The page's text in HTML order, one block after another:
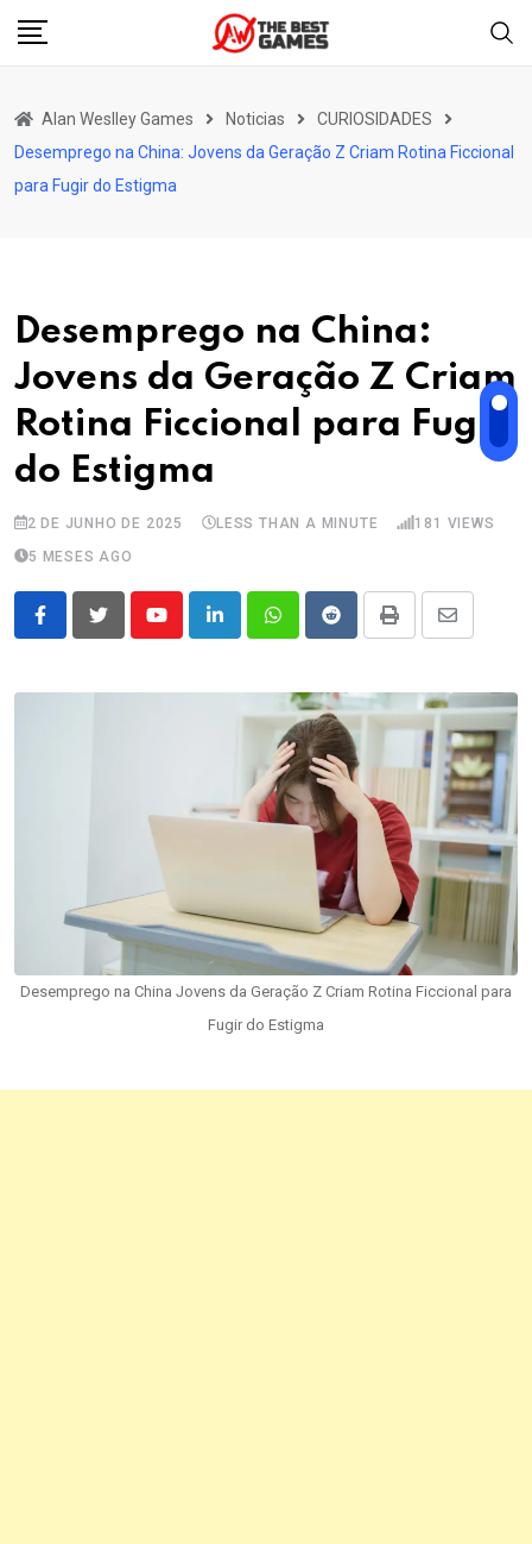
Skip
Alan Weslley Games Noticias
CURIOSIDADES
Desemprego na China: Jovens da Geração Z Criam Rotina Ficcional
para Fugir do Estigma
Desemprego na China:
Jovens da Geração Z Criam
Rotina Ficcional para Fugir
do Estigma
2 DE JUNHO DE 2025 LESS THAN A MINUTE 181 VIEWS
5 MESES AGO
YoutubeLinkedInWhatsappRedditPrint
Share
Email
Desemprego na China Jovens da Geração Z Criam Rotina Ficcional para
Fugir do Estigma